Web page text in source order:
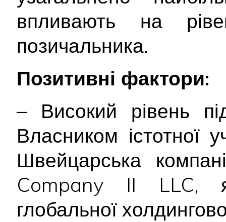
впливають на
позичальника.
Позитивні фактори:
– Високий рівень
Власником істотної
Швейцарська
Company II LLC,
глобальної